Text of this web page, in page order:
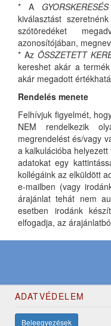
* A GYORSKERESÉS
kiválasztást
szótöredéket
azonosítójában,
* AzÖSSZETETT
kereshet akár a
akár megadott
Rendelés menete
Felhívjuk figyelmét,
NEM rendelkezik
megrendelést és/vagy
a kalkulációba
adatokat egy
kollégáink az elküldött
e-mailben (vagy
árajánlat tehát nem
esetben irodánk
elfogadja, az
ADATVÉDELEM
Beleegyezések